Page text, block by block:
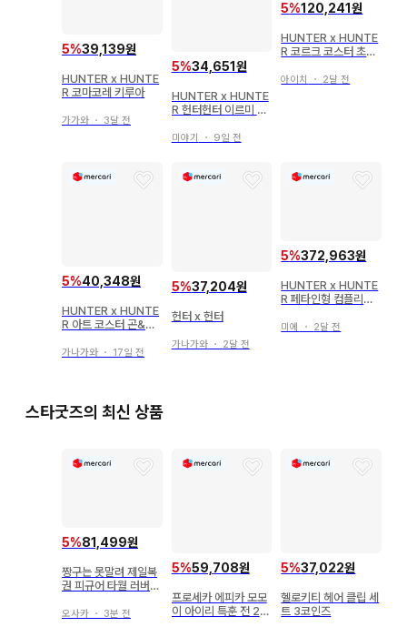
5%39,139원
HUNTER x HUNTE
R 코마코레 키루아
가가와 ・ 3달 전
5%34,651원
HUNTER x HUNTE
R 헌터헌터 이르미 아
미야기 ・ 9일 전
5%120,241원
HUNTER x HUNTE
R 코르크 코스터 초레
아이치 ・ 2달 전
5%40,348원
HUNTER x HUNTE
R 아트 코스터 곤&키
가나가와 ・ 17일 전
5%37,204원
헌터 x 헌터
가나가와・ 2달 전
5%372,963원
HUNTER x HUNTE
R 페타인형 컴플리트
미에 ・ 2달 전
스타굿즈의 최신 상품
5%81,499원
짱구는 못말려 제일복
권 피규어 타월 러버참
오사카 ・ 3분 전
5%59,708원
프로세카 에피카 모모
이 아이리 특훈 전 20
5%37,022원
헬로키티 헤어 클립 세
트 3코인즈